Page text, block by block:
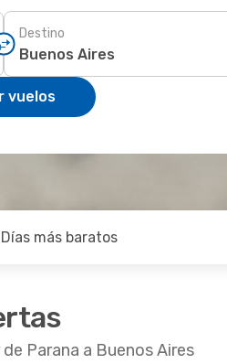
Destino
vuelos
Días más baratos
Parana a Buenos Aires